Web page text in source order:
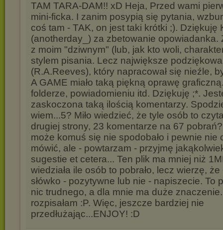
TAM TARA-DAM!! xD Heja, Przed wami
mini-ficka. I zanim posypią się pytania,
coś tam - TAK, on jest taki krótki ;). Dziękuję
(anotherday_) za zbetowanie opowiadanka.
z moim "dziwnym" (lub, jak kto woli,
stylem pisania. Lecz największe
(R.A.Reeves), który napracował się nieźle,
A GAME miało taką piękną oprawę
folderze, powiadomieniu itd. Dziękuję ;*.
zaskoczona taką ilością komentarzy.
wiem...5? Miło wiedzieć, że tyle osób to
drugiej strony, 23 komentarze na 67
może komuś się nie spodobało i pewnie nie
mówić, ale - powtarzam - przyjmę
sugestie et cetera... Ten plik ma mniej niż
wiedziała ile osób to pobrało, lecz wierzę,
słówko - pozytywne lub nie - napiszecie. To
nic trudnego, a dla mnie ma duże
rozpisałam :P. Więc, jeszcze bardziej nie
przedłużając...ENJOY! :D